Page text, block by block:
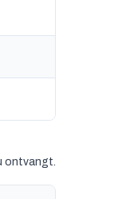
ontvangt.